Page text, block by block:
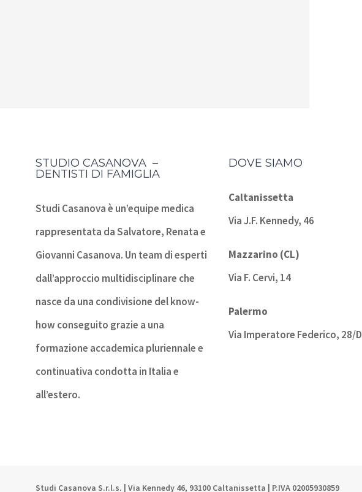
STUDIO CASANOVA –
DENTISTI DI FAMIGLIA
Studi Casanova è un’equipe medica
rappresentata da Salvatore, Renata e
Giovanni Casanova. Un team di esperti
dall’approccio multidisciplinare che
nasce da una condivisione del know-
how conseguito grazie a una
formazione accademica pluriennale e
continuativa condotta in Italia e
all’estero.
DOVE SIAMO
Caltanissetta
Via J.F. Kennedy, 46
Mazzarino (CL)
Via F. Cervi, 14
Palermo
Via Imperatore Federico, 28/D
Studi Casanova S.r.l.s. | Via Kennedy 46, 93100 Caltanissetta | P.IVA 02005930859